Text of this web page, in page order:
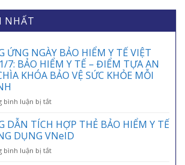
NHẤT
ỨNG NGÀY BẢO HIỂM Y TẾ VIỆT
7: BẢO HIỂM Y TẾ – ĐIỂM TỰA AN
KHÓA BẢO VỆ SỨC KHỎE MỖI
bình luận bị tắtở
ỨNG
NGÀY
BẢO
HIỂM
DẪN TÍCH HỢP THẺ BẢO HIỂM Y TẾ
DỤNG VNeID
bình luận bị tắtở